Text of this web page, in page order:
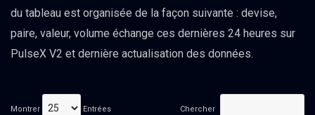
du tableau est organisée de la façon suivante : devise,
paire, valeur, volume échange ces dernières 24 heures sur
PulseX V2 et dernière actualisation des données.
Montrer Entrées Chercher